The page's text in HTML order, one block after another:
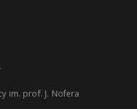
im. prof. J. Nofera